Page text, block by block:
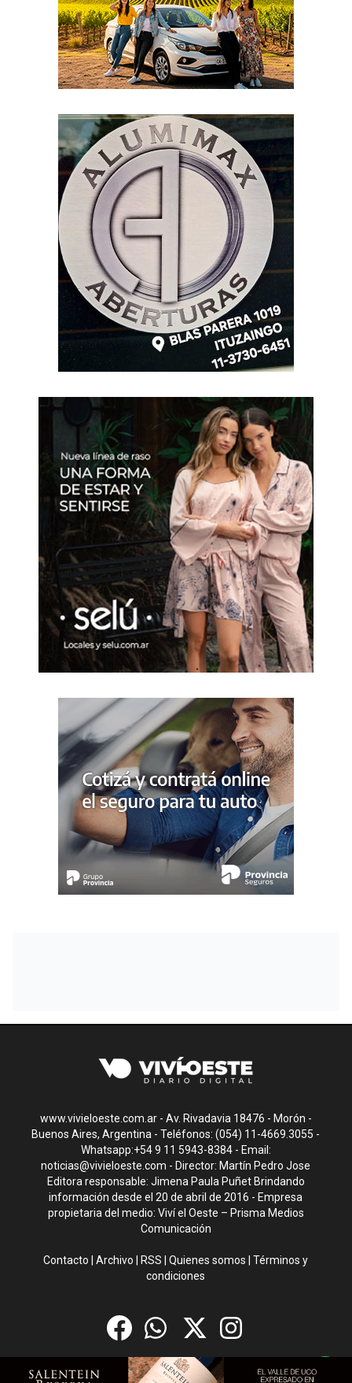
www.vivieloeste.com.ar - Av. Rivadavia 18476 - Morón -
Buenos Aires, Argentina - Teléfonos: (054) 11-4669.3055 -
Whatsapp:+54 9 11 5943-8384 - Email:
noticias@vivieloeste.com - Director: Martín Pedro Jose
Editora responsable: Jimena Paula Puñet Brindando
información desde el 20 de abril de 2016 - Empresa
propietaria del medio: Viví el Oeste – Prisma Medios
Comunicación
Contacto |Archivo RSS |Quienes somos |Términos y
condiciones